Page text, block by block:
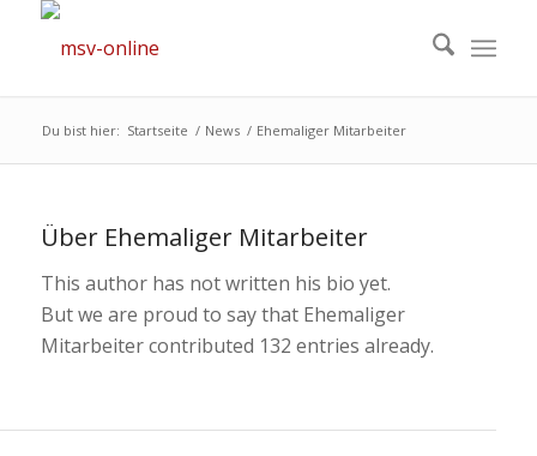
Du bist hier: Startseite / News / Ehemaliger Mitarbeiter
Über Ehemaliger Mitarbeiter
This author has not written his bio yet.
But we are proud to say that Ehemaliger
Mitarbeitercontributed 132 entries already.